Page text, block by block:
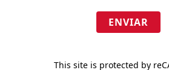
ENVIAR
This site is protected by